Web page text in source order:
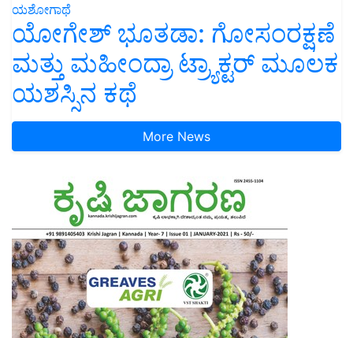
ಯಶೋಗಾಥೆ
ಯೋಗೇಶ್ ಭೂತಡಾ: ಗೋಸಂರಕ್ಷಣೆ
ಮತ್ತು ಮಹೀಂದ್ರಾ ಟ್ರ್ಯಾಕ್ಟರ್ ಮೂಲಕ
ಯಶಸ್ಸಿನ ಕಥೆ
More News